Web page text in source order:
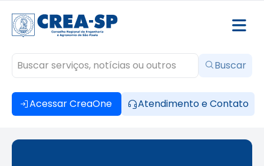
Acessar CreaOne Atendimento e Contato
Buscar